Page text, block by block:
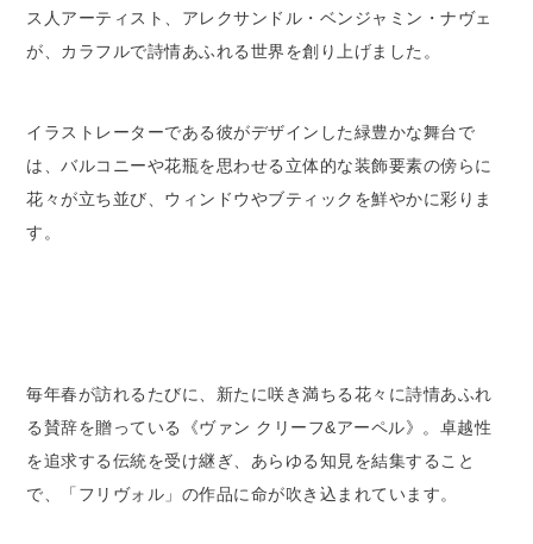
ス人アーティスト、アレクサンドル・ベンジャミン・ナヴェ
が、カラフルで詩情あふれる世界を創り上げました。
イラストレーターである彼がデザインした緑豊かな舞台で
は、バルコニーや花瓶を思わせる立体的な装飾要素の傍らに
花々が立ち並び、ウィンドウやブティックを鮮やかに彩りま
す。
毎年春が訪れるたびに、新たに咲き満ちる花々に詩情あふれ
る賛辞を贈っている《ヴァン クリーフ&アーペル》。卓越性
を追求する伝統を受け継ぎ、あらゆる知見を結集すること
で、「フリヴォル」の作品に命が吹き込まれています。